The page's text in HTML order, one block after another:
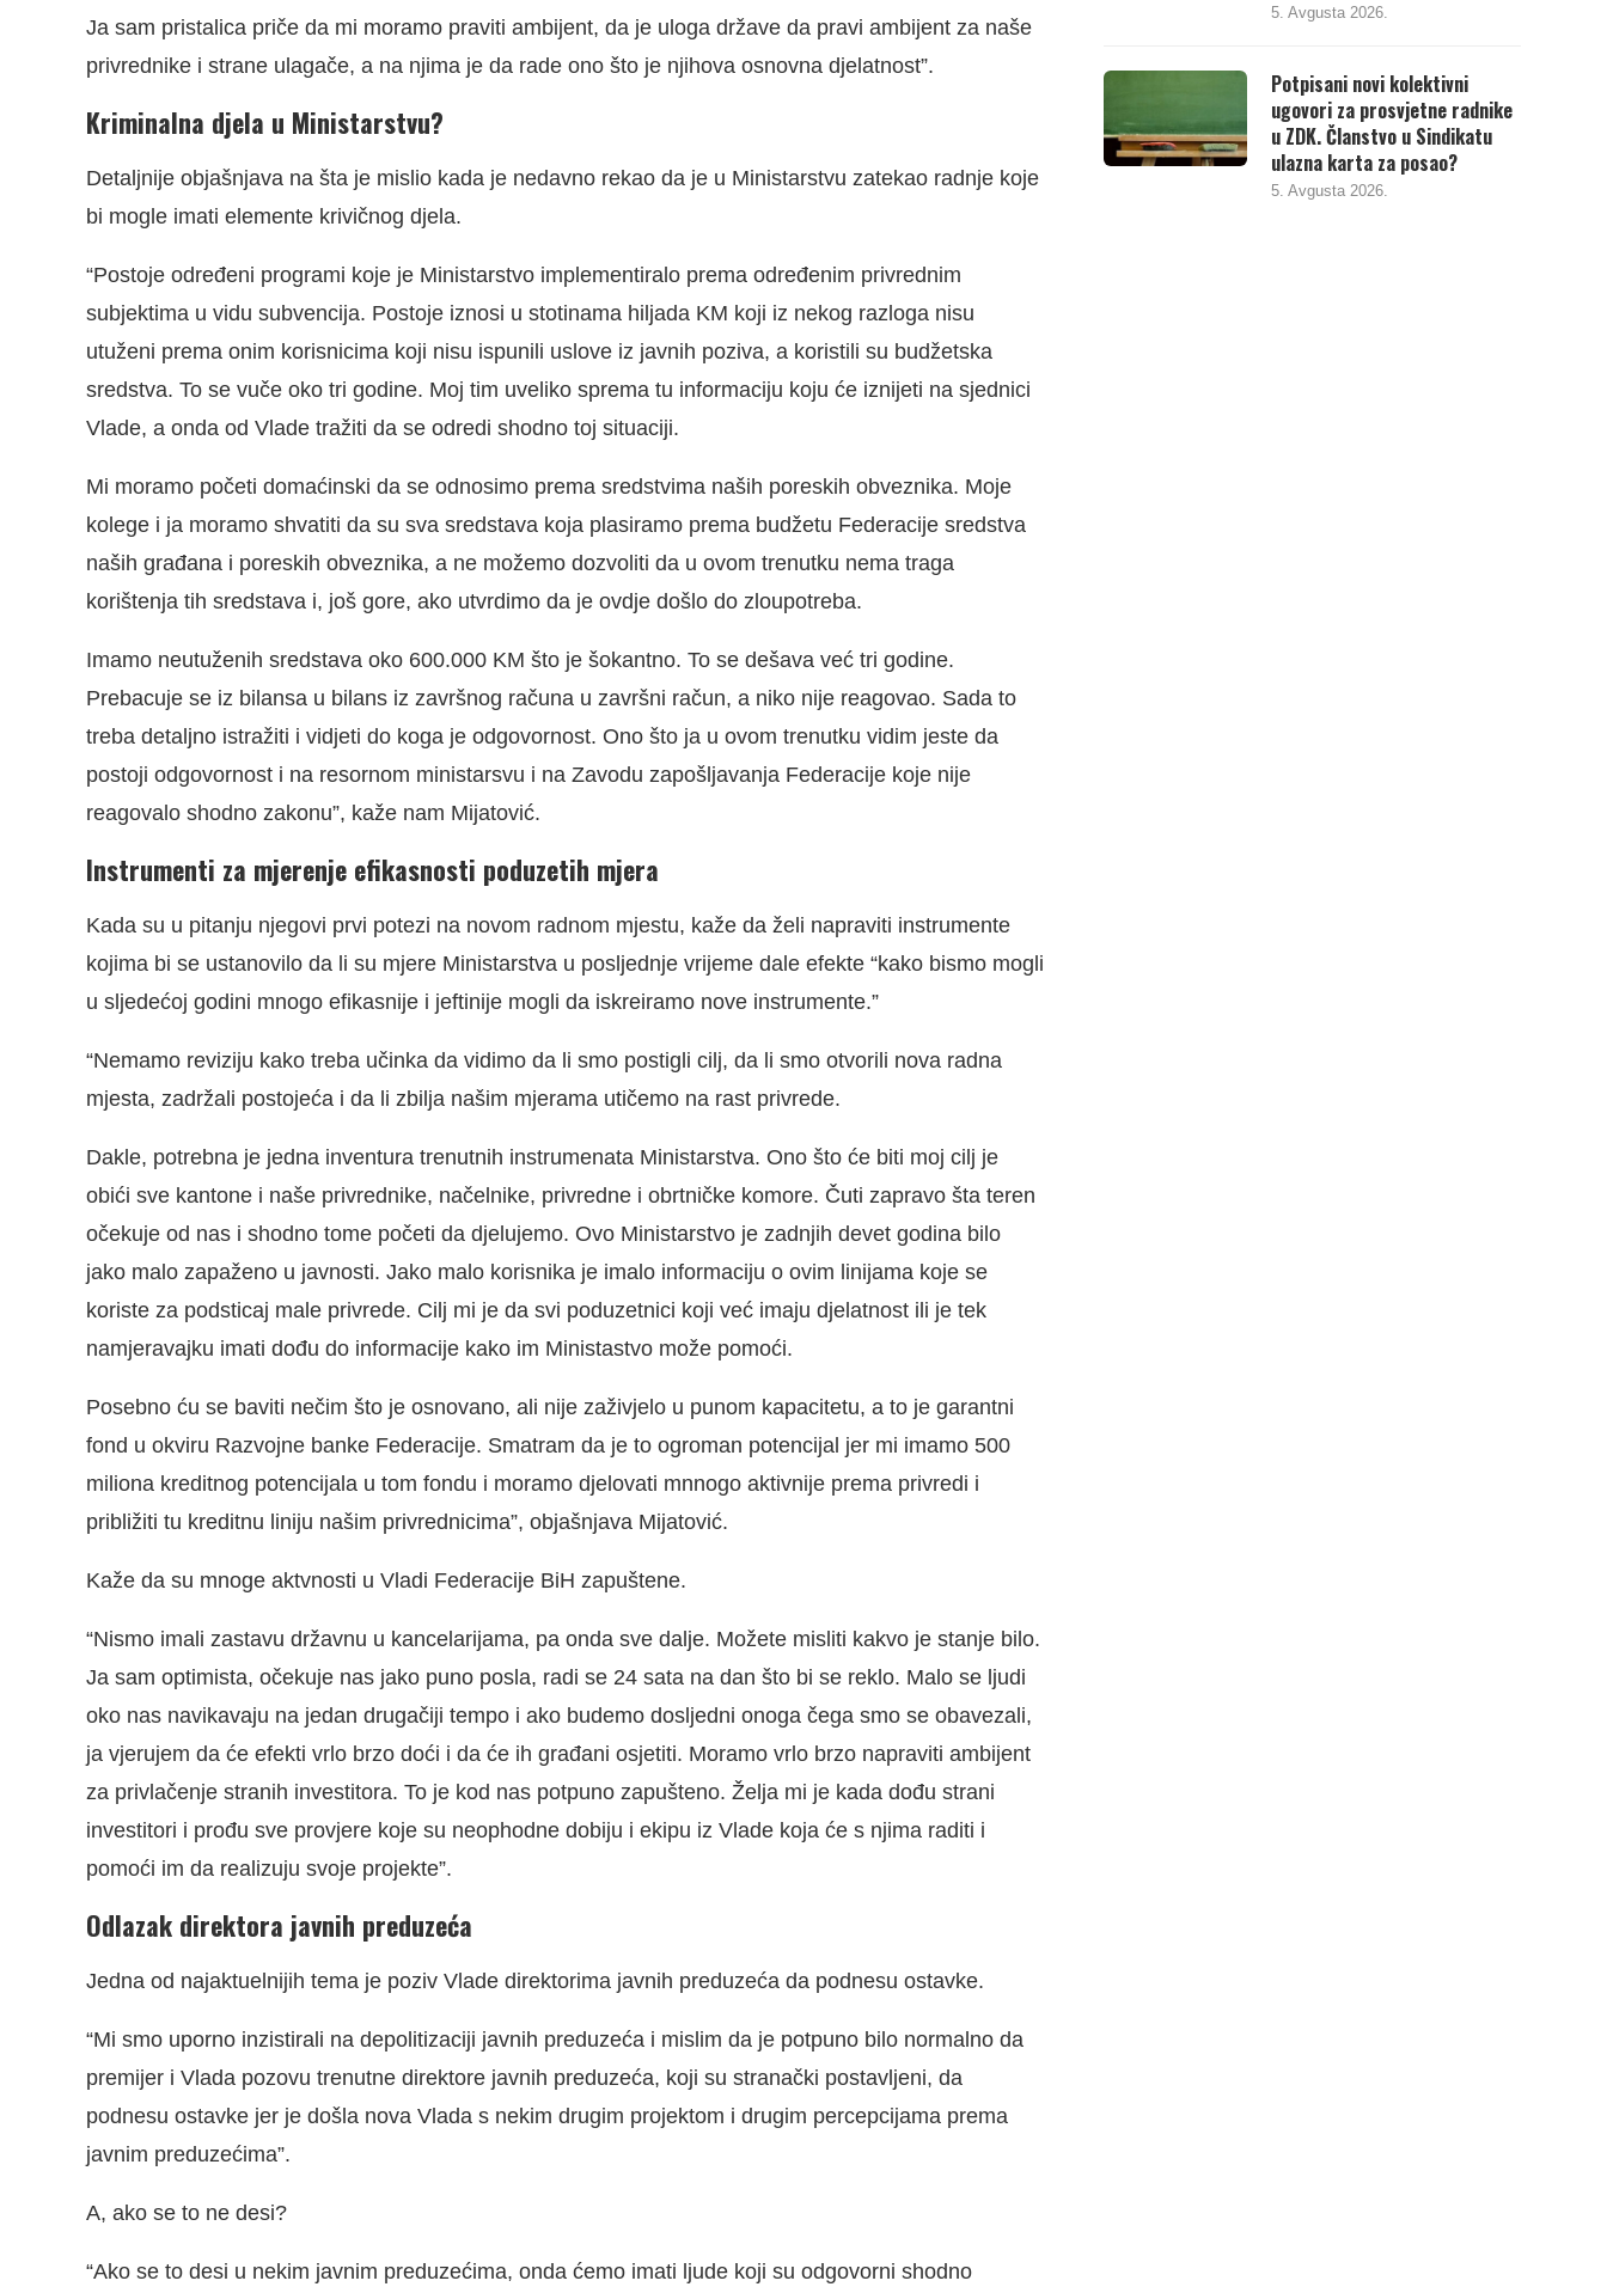
Ja sam pristalica priče da mi moramo praviti ambijent, da je uloga države da pravi ambijent za naše
privrednike i strane ulagače, a na njima je da rade ono što je njihova osnovna djelatnost”.
Kriminalna djela u Ministarstvu?
Detaljnije objašnjava na šta je mislio kada je nedavno rekao da je u Ministarstvu zatekao radnje koje
bi mogle imati elemente krivičnog djela.
“Postoje određeni programi koje je Ministarstvo implementiralo prema određenim privrednim
subjektima u vidu subvencija. Postoje iznosi u stotinama hiljada KM koji iz nekog razloga nisu
utuženi prema onim korisnicima koji nisu ispunili uslove iz javnih poziva, a koristili su budžetska
sredstva. To se vuče oko tri godine. Moj tim uveliko sprema tu informaciju koju će iznijeti na sjednici
Vlade, a onda od Vlade tražiti da se odredi shodno toj situaciji.
Mi moramo početi domaćinski da se odnosimo prema sredstvima naših poreskih obveznika. Moje
kolege i ja moramo shvatiti da su sva sredstava koja plasiramo prema budžetu Federacije sredstva
naših građana i poreskih obveznika, a ne možemo dozvoliti da u ovom trenutku nema traga
korištenja tih sredstava i, još gore, ako utvrdimo da je ovdje došlo do zloupotreba.
Imamo neutuženih sredstava oko 600.000 KM što je šokantno. To se dešava već tri godine.
Prebacuje se iz bilansa u bilans iz završnog računa u završni račun, a niko nije reagovao. Sada to
treba detaljno istražiti i vidjeti do koga je odgovornost. Ono što ja u ovom trenutku vidim jeste da
postoji odgovornost i na resornom ministarsvu i na Zavodu zapošljavanja Federacije koje nije
reagovalo shodno zakonu”, kaže nam Mijatović.
Instrumenti za mjerenje efikasnosti poduzetih mjera
Kada su u pitanju njegovi prvi potezi na novom radnom mjestu, kaže da želi napraviti instrumente
kojima bi se ustanovilo da li su mjere Ministarstva u posljednje vrijeme dale efekte “kako bismo mogli
u sljedećoj godini mnogo efikasnije i jeftinije mogli da iskreiramo nove instrumente.”
“Nemamo reviziju kako treba učinka da vidimo da li smo postigli cilj, da li smo otvorili nova radna
mjesta, zadržali postojeća i da li zbilja našim mjerama utičemo na rast privrede.
Dakle, potrebna je jedna inventura trenutnih instrumenata Ministarstva. Ono što će biti moj cilj je
obići sve kantone i naše privrednike, načelnike, privredne i obrtničke komore. Čuti zapravo šta teren
očekuje od nas i shodno tome početi da djelujemo. Ovo Ministarstvo je zadnjih devet godina bilo
jako malo zapaženo u javnosti. Jako malo korisnika je imalo informaciju o ovim linijama koje se
koriste za podsticaj male privrede. Cilj mi je da svi poduzetnici koji već imaju djelatnost ili je tek
namjeravajku imati dođu do informacije kako im Ministastvo može pomoći.
Posebno ću se baviti nečim što je osnovano, ali nije zaživjelo u punom kapacitetu, a to je garantni
fond u okviru Razvojne banke Federacije. Smatram da je to ogroman potencijal jer mi imamo 500
miliona kreditnog potencijala u tom fondu i moramo djelovati mnnogo aktivnije prema privredi i
približiti tu kreditnu liniju našim privrednicima”, objašnjava Mijatović.
Kaže da su mnoge aktvnosti u Vladi Federacije BiH zapuštene.
“Nismo imali zastavu državnu u kancelarijama, pa onda sve dalje. Možete misliti kakvo je stanje bilo.
Ja sam optimista, očekuje nas jako puno posla, radi se 24 sata na dan što bi se reklo. Malo se ljudi
oko nas navikavaju na jedan drugačiji tempo i ako budemo dosljedni onoga čega smo se obavezali,
ja vjerujem da će efekti vrlo brzo doći i da će ih građani osjetiti. Moramo vrlo brzo napraviti ambijent
za privlačenje stranih investitora. To je kod nas potpuno zapušteno. Želja mi je kada dođu strani
investitori i prođu sve provjere koje su neophodne dobiju i ekipu iz Vlade koja će s njima raditi i
pomoći im da realizuju svoje projekte”.
Odlazak direktora javnih preduzeća
Jedna od najaktuelnijih tema je poziv Vlade direktorima javnih preduzeća da podnesu ostavke.
“Mi smo uporno inzistirali na depolitizaciji javnih preduzeća i mislim da je potpuno bilo normalno da
premijer i Vlada pozovu trenutne direktore javnih preduzeća, koji su stranački postavljeni, da
podnesu ostavke jer je došla nova Vlada s nekim drugim projektom i drugim percepcijama prema
javnim preduzećima”.
A, ako se to ne desi?
“Ako se to desi u nekim javnim preduzećima, onda ćemo imati ljude koji su odgovorni shodno
5. Avgusta 2026.
Potpisani novi kolektivni
ugovori za prosvjetne radnike
u ZDK. Članstvo u Sindikatu
ulazna karta za posao?
5. Avgusta 2026.